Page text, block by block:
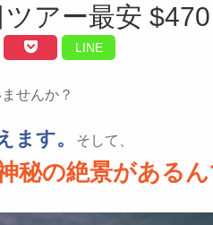
アー最安
LINE
せんか？
ます。 そして、
秘の絶景がある